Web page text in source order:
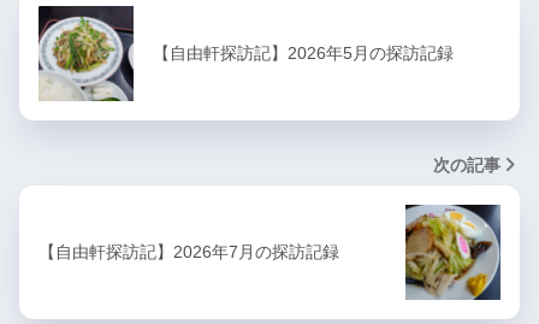
【自由軒探訪記】2026年5月の探訪記録
次の記事
【自由軒探訪記】2026年7月の探訪記録